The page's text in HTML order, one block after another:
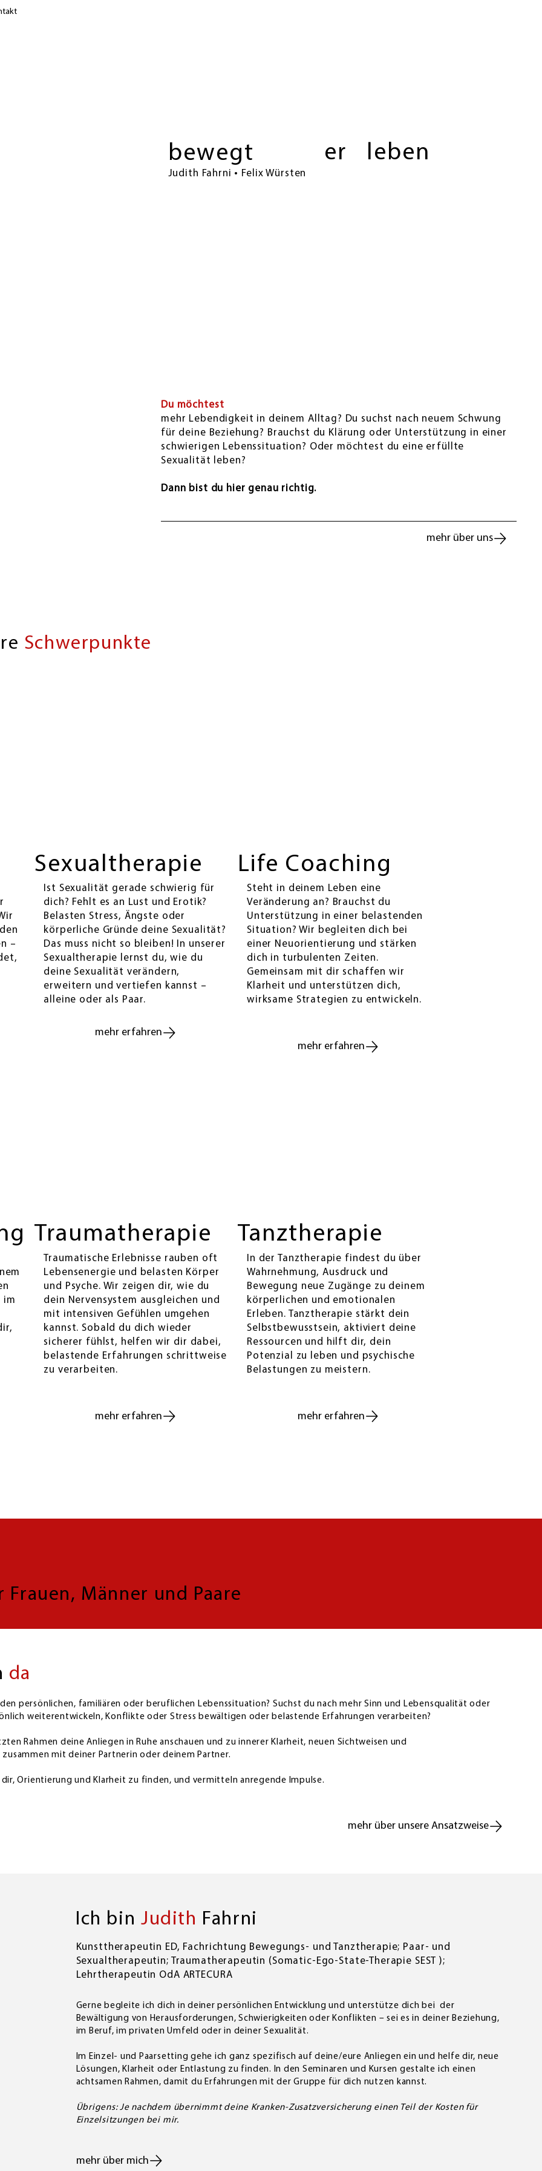
bewegt er leben
Judith Fahrni • Felix Würsten
Du möchtest
mehr Lebendigkeit in deinem Alltag? Du suchst nach neuem Schwung
für deine Beziehung? Brauchst du Klärung oder Unterstützung in einer
schwierigen Lebenssituation? Oder möchtest du eine erfüllte
Sexualität leben?
Dann bist du hier genau richtig.
mehr über uns
Schwerpunkte
–
Sexualtherapie
Ist Sexualität gerade schwierig für
dich? Fehlt es an Lust und Erotik?
Belasten Stress, Ängste oder
körperliche Gründe deine Sexualität?
Das muss nicht so bleiben! In unserer
Sexualtherapie lernst du, wie du
deine Sexualität verändern,
erweitern und vertiefen kannst –
alleine oder als Paar.
mehr erfahren
Life Coaching
Steht in deinem Leben eine
Veränderung an? Brauchst du
Unterstützung in einer belastenden
Situation? Wir begleiten dich bei
einer Neuorientierung und stärken
dich in turbulenten Zeiten.
Gemeinsam mit dir schaffen wir
Klarheit und unterstützen dich,
wirksame Strategien zu entwickeln.
mehr erfahren
im
Traumatherapie
Traumatische Erlebnisse rauben oft
Lebensenergie und belasten Körper
und Psyche. Wir zeigen dir, wie du
dein Nervensystem ausgleichen und
mit intensiven Gefühlen umgehen
kannst. Sobald du dich wieder
sicherer fühlst, helfen wir dir dabei,
belastende Erfahrungen schrittweise
zu verarbeiten.
mehr erfahren
Tanztherapie
In der Tanztherapie findest du über
Wahrnehmung, Ausdruck und
Bewegung neue Zugänge zu deinem
körperlichen und emotionalen
Erleben. Tanztherapie stärkt dein
Selbstbewusstsein, aktiviert deine
Ressourcen und hilft dir, dein
Potenzial zu leben und psychische
Belastungen zu meistern.
mehr erfahren
Männer und Paare
da
persönlichen, familiären oder beruflichen Lebenssituation? Suchst du nach mehr Sinn und Lebensqualität oder
weiterentwickeln, Konflikte oder Stress bewältigen oder belastende Erfahrungen verarbeiten?
Rahmen deine Anliegen in Ruhe anschauen und zu innerer Klarheit, neuen Sichtweisen und
mit deiner Partnerin oder deinem Partner.
Orientierung und Klarheit zu finden, und vermitteln anregende Impulse.
mehr über unsere Ansatzweise
Ich bin Judith Fahrni
Kunsttherapeutin ED, Fachrichtung Bewegungs- und Tanztherapie; Paar- und
Sexualtherapeutin; Traumatherapeutin (Somatic-Ego-State-Therapie SEST );
Lehrtherapeutin OdA ARTECURA
Gerne begleite ich dich in deiner persönlichen Entwicklung und unterstütze dich bei der
Bewältigung von Herausforderungen, Schwierigkeiten oder Konflikten – sei es in deiner Beziehung,
im Beruf, im privaten Umfeld oder in deiner Sexualität.
Im Einzel- und Paarsetting gehe ich ganz spezifisch auf deine/eure Anliegen ein und helfe dir, neue
Lösungen, Klarheit oder Entlastung zu finden. In den Seminaren und Kursen gestalte ich einen
achtsamen Rahmen, damit du Erfahrungen mit der Gruppe für dich nutzen kannst.
Übrigens: Je nachdem übernimmt deine Kranken-Zusatzversicherung einen Teil der Kosten für
Einzelsitzungen bei mir.
mehr über mich